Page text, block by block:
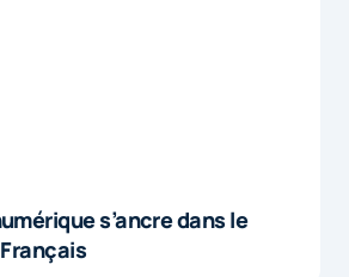
s’ancre dans le